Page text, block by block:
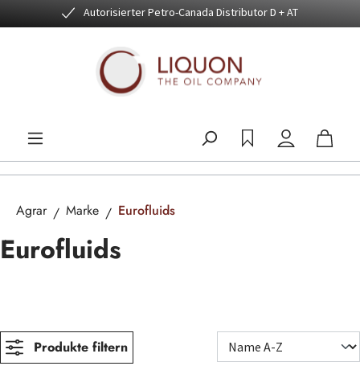
Zum Hauptinhalt springenAutorisierter Petro-Canada Distributor D + AT
Agrar Marke Eurofluids
Eurofluids
Produkte filtern